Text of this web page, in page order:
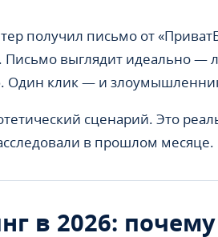
получил письмо от
Письмо выглядит идеально —
Один клик — и
сценарий. Это
в прошлом месяце.
в 2026: